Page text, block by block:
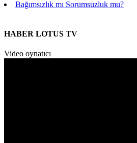
Bağımsızlık mı Sorumsuzluk mu?
HABER LOTUS TV
Video oynatıcı